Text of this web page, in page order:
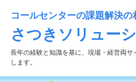
コールセンターの課題解決の
さつきソリュー
長年の経験と知識を基に、現場・経営両サ
します。